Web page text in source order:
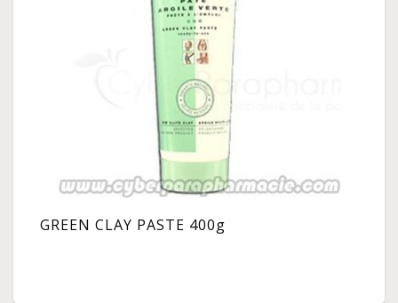
GREEN CLAY PASTE 400g